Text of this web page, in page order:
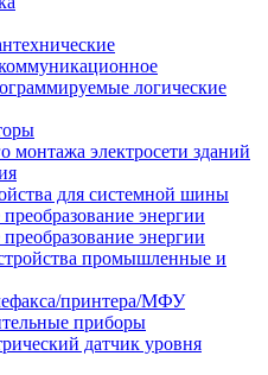
логические
монтажа электросети зданий
для системной шины
энергии
энергии
промышленные и
принтера/МФУ
приборы
датчик уровня